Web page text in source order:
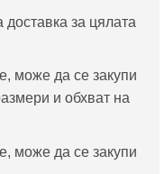
доставка за цялата
може да се закупи
и обхват на
може да се закупи